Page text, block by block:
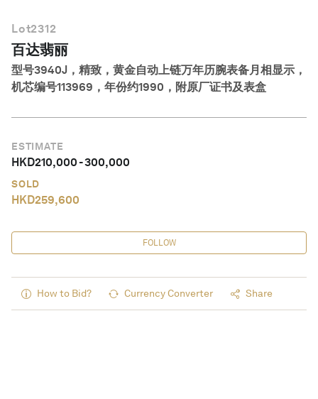
Lot2312
百达翡丽
型号3940J，精致，黄金自动上链万年历腕表备月相显示，
机芯编号113969，年份约1990，附原厂证书及表盒
ESTIMATE
HKD210,000-300,000
SOLD
HKD259,600
FOLLOW
How to Bid? Currency Converter Share